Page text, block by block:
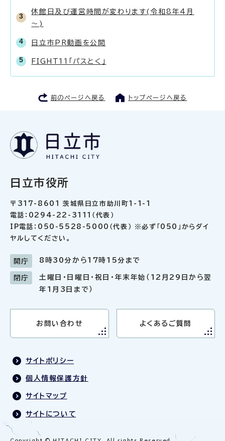
休館日及び運営時間が変わります(令和8年4月
～)
日立市PR動画を公開
FIGHT11「パスとく」
前のページへ戻る トップページへ戻る
日立市役所
〒317-8601 茨城県日立市助川町1-1-1
電話：0294-22-3111（代表）
IP電話：050-5528-5000（代表） ※必ず「050」からダイ
ヤルしてください。
開庁 8時30分から17時15分まで
閉庁
土曜日・日曜日・祝日・年末年始（12月29日から翌
年1月3日まで）
お問い合わせ よくあるご質問
サイトポリシー
個人情報保護方針
サイトマップ
サイトについて